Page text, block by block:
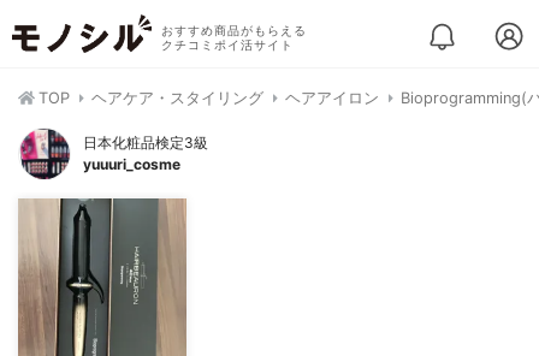
おすすめ商品がもらえる
クチコミポイ活サイト
TOP ヘアケア・スタイリング ヘアアイロン Bioprogramming(
日本化粧品検定3級
yuuuri_cosme